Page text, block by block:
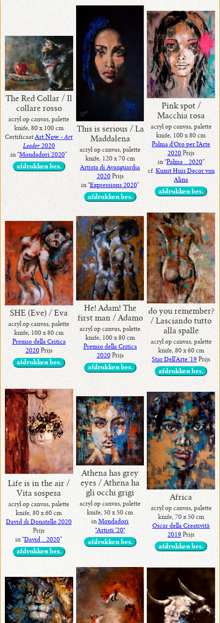
The Red Collar / Il
collare rosso
acryl op canvas, palette
knife, 80 x 100 cm
CertificaatArt Now -Art
Leader2020
in “Mondadori 2020”
afdrukken bes.
This is serious / La
Maddalena
acryl op canvas, palette
knife, 120 x 70 cm
Artista di Avanguardia
2020Prijs
in “Expressions 2020”
afdrukken bes.
Pink spot /
Macchia rosa
acryl op canvas, palette
knife, 100 x 80 cm
Palma d'Oro per l'Arte
2020 Prijs
in “Palma .. 2020”
cf. Kunst Huis Decor van
Alina
afdrukken bes.
SHE (Eve) / Eva
acryl op canvas, palette
knife, 100 x 80 cm
Premio della Critica
2020Prijs
afdrukken bes.
He! Adam! The
first man / Adamo
acryl op canvas, palette
knife, 100 x 80 cm
Premio della Critica
2020Prijs
afdrukken bes.
do you remember?
/ Lasciando tutto
alla spalle
acryl op canvas, palette
knife, 80 x 60 cm
Star Dell’Arte ‘19 Prijs
afdrukken bes.
Life is in the air /
Vita sospesa
acryl op canvas, palette
knife, 80 x 60 cm
David di Donatello 2020
Prijs
in “David .. 2020”
afdrukken bes.
Athena has grey
eyes / Athena ha
gli occhi grigi
acryl op canvas, palette
knife, 50 x 50 cm
inMondadori
"Artisti ‘20"
afdrukken bes.
Africa
acryl op canvas, palette
knife, 70 x 50 cm
Oscar della Creatività
2019 Prijs
afdrukken bes.